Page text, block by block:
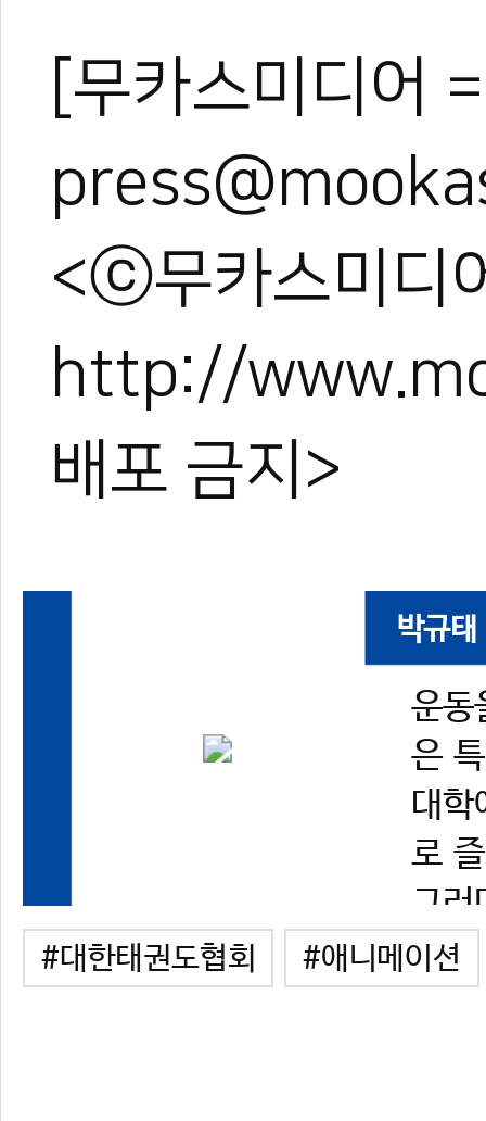
[무카스미디어
<ⓒ무카스미디
http://
배포 금지>